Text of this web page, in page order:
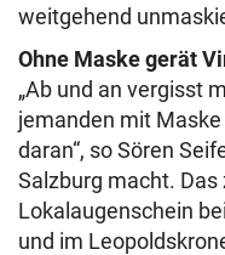
weitgehend
Ohne Maske gerät
„Ab und an vergisst
jemanden mit
daran“, so Sören
Salzburg macht.
Lokalaugenschein
und im